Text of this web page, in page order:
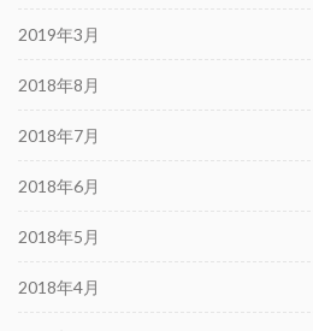
2019年3月
2018年8月
2018年7月
2018年6月
2018年5月
2018年4月